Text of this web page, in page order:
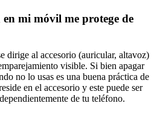
mi móvil me protege de
dirige al accesorio (auricular, altavoz)
visible. Si bien apagar
no lo usas es una buena práctica de
en el accesorio y este puede ser
de tu teléfono.